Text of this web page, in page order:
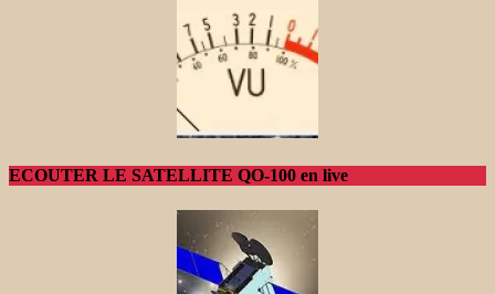
ECOUTER LE SATELLITE QO-100 en live